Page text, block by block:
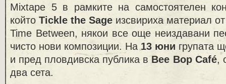
Mixtape 5 в рамките на самостоятелен
който Tickle the Sage изсвириха материал
Time Between, някои все още неиздавани
чисто нови композиции. На13 юни групата
и пред пловдивска публика в Bee Bop Café,
два сета.